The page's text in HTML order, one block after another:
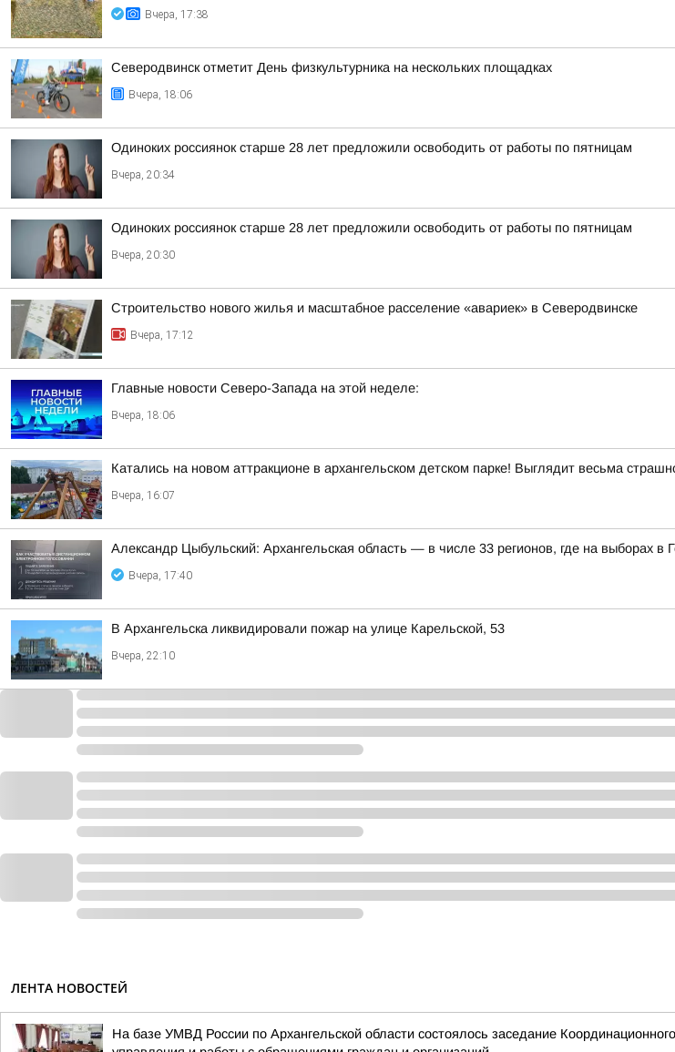
Вчера, 17:38
Северодвинск отметит День физкультурника на нескольких площадках
Вчера, 18:06
Одиноких россиянок старше 28 лет предложили освободить от работы по пятницам
Вчера, 20:34
Одиноких россиянок старше 28 лет предложили освободить от работы по пятницам
Вчера, 20:30
Строительство нового жилья и масштабное расселение «авариек» в Северодвинске
Вчера, 17:12
Главные новости Северо-Запада на этой неделе:
Вчера, 18:06
Катались на новом аттракционе в архангельском детском парке! Выглядит весьма
Вчера, 16:07
Александр Цыбульский: Архангельская область — в числе 33 регионов, где на выборах в
Вчера, 17:40
В Архангельска ликвидировали пожар на улице Карельской, 53
Вчера, 22:10
ЛЕНТА НОВОСТЕЙ
На базе УМВД России по Архангельской области состоялось заседание